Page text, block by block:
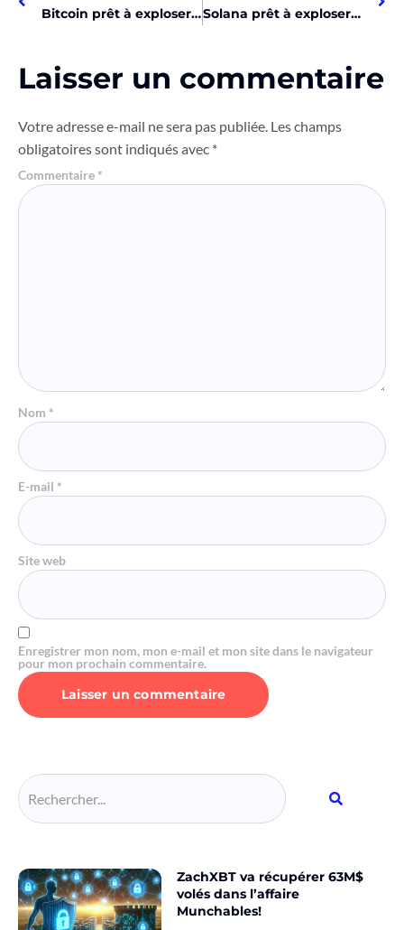
Bitcoin prêt à exploser après les élections, cap sur les 70K ! Solana prêt à exploser : les traders visent un objectif fou de 200$ !
Laisser un commentaire
Votre adresse e-mail ne sera pas publiée. Les champs
obligatoires sont indiqués avec *
Commentaire *
Nom *
E-mail *
Site web
Enregistrer mon nom, mon e-mail et mon site dans le navigateur
pour mon prochain commentaire.
ZachXBT va récupérer 63M$
volés dans l’affaire
Munchables!